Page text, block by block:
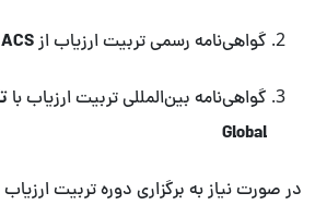
گواهی‌نامه رسمی تربیت ارزیاب ازACS امریکا
گواهی‌نامه بین‌المللی تربیت ارزیاب با
Global
در صورت نیاز به برگزاری دوره تربیت ارزیاب